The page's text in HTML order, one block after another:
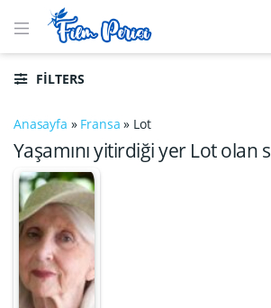
FILTERS
Anasayfa » Fransa » Lot
Yaşamını yitirdiği yer Lot olan